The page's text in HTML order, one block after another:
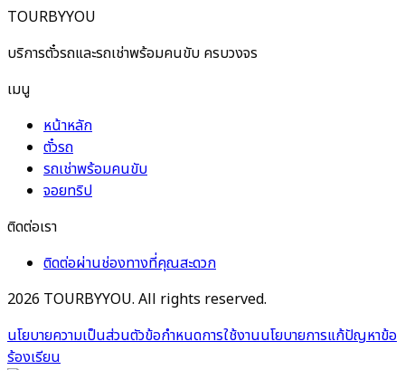
TOURBYYOU
บริการตั๋วรถและรถเช่าพร้อมคนขับ ครบวงจร
เมนู
หน้าหลัก
ตั๋วรถ
รถเช่าพร้อมคนขับ
จอยทริป
ติดต่อเรา
ติดต่อผ่านช่องทางที่คุณสะดวก
2026 TOURBYYOU. All rights reserved.
นโยบายความเป็นส่วนตัวข้อกำหนดการใช้งานนโยบายการแก้ปัญหาข้อ
ร้องเรียน